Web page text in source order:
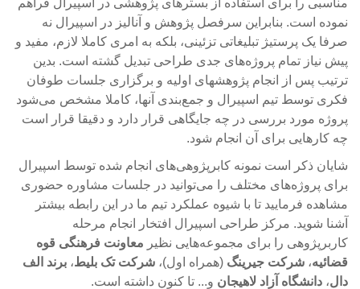
مناسبی را برای استفاده از بسترهای پژوهشی در اسپیرال فراهم
نموده است. بنابراین سرفصل پژوهش و آنالیز در اسپیرال نه
صرفا یک پرستیژ تبلیغاتی تزئینی، بلکه به امری کاملا لازم، مفید و
پیش نیاز تمام پروژه‌های جدی طراحی تبدیل گشته است. بدین
ترتیب پس از انجام پژوهشهای اولیه و برگزاری جلسات طوفان
فکری توسط تیم اسپیرال و جمع‌بندی آنها، کاملا مشخص می‌شود
پروژه مورد بررسی در چه جایگاهی قرار دارد و دقیقا قرار است
چه کارهایی برای آن انجام شود.
شایان ذکر است نمونه کابرپژوهی‌های انجام شده توسط اسپیرال
برای پروژه‌های مختلف را می‌توانید در جلسات مشاوره حضوری
مشاهده فرمایید تا با شیوه عملکرد تیم ما در این رابطه بیشتر
آشنا شوید. مرکز طراحی اسپیرال افتخار انجام مرحله
کاربرپژوهی را برای مجموعه‌هایی نظیر معاونت فرهنگی قوه
قضائیه، شرکت جیرینگ (همراه اول)، شرکت تک بلیط، برند الف
دال، دانشگاه آزاد لاهیجان و... تا کنون داشته است.